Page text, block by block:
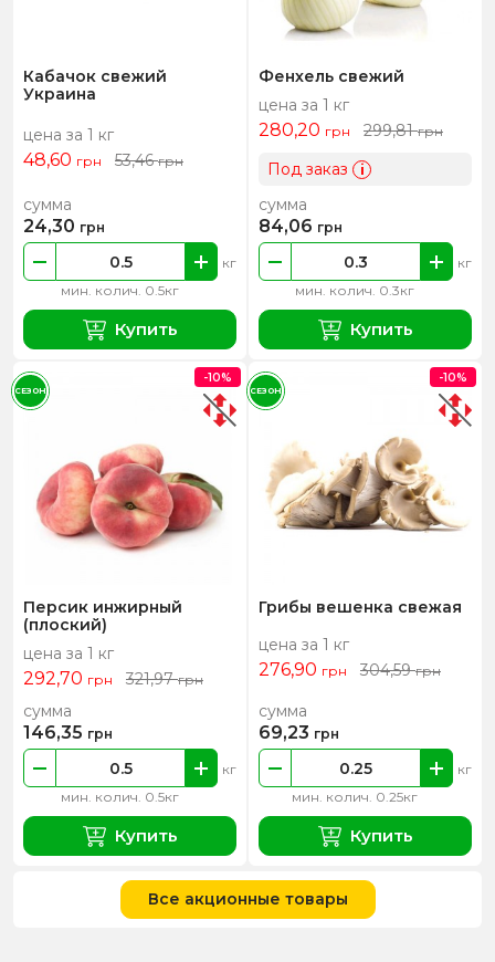
Кабачок свежий
Украина
цена за 1 кг
48,60 грн 53,46грн
мин. колич. 0.5кг
кг
сумма
24,30 грн
Купить
Фенхель свежий
цена за 1 кг
280,20 грн 299,81грн
Под заказ i
мин. колич. 0.3кг
кг
сумма
84,06 грн
Купить
Персик инжирный
(плоский)
цена за 1 кг
292,70 грн 321,97грн
мин. колич. 0.5кг
кг
сумма
146,35 грн
Купить
-10%
СЕЗОН
Грибы вешенка свежая
цена за 1 кг
276,90 грн 304,59грн
мин. колич. 0.25кг
кг
сумма
69,23 грн
Купить
-10%
СЕЗОН
Все акционные товары